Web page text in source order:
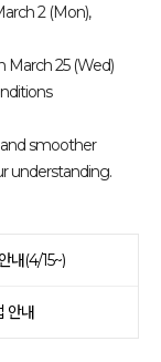
2 (Mon),
25 (Wed)
smoother
understanding.
내(4/15~)
안내